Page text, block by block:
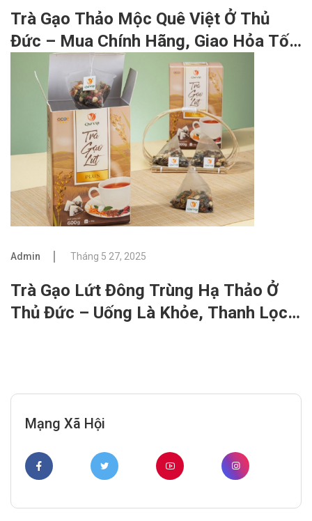
Trà Gạo Thảo Mộc Quê Việt Ở Thủ
Đức – Mua Chính Hãng, Giao Hỏa Tốc
Tận Nhà
Admin Tháng 5 27, 2025
Trà Gạo Lứt Đông Trùng Hạ Thảo Ở
Thủ Đức – Uống Là Khỏe, Thanh Lọc
Mạng Xã Hội